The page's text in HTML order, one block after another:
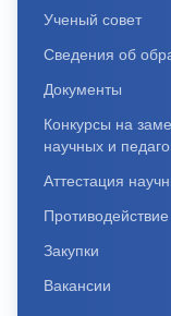
Ученый совет
Сведения об
Документы
Конкурсы на
научных и
Аттестация
Закупки
Вакансии